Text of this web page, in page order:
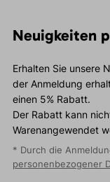
Neuigkeiten
Erhalten Sie unsere
der Anmeldung
einen 5% Rabatt.
Der Rabatt kann
Warenangewendet
* Durch die
personenbezogener